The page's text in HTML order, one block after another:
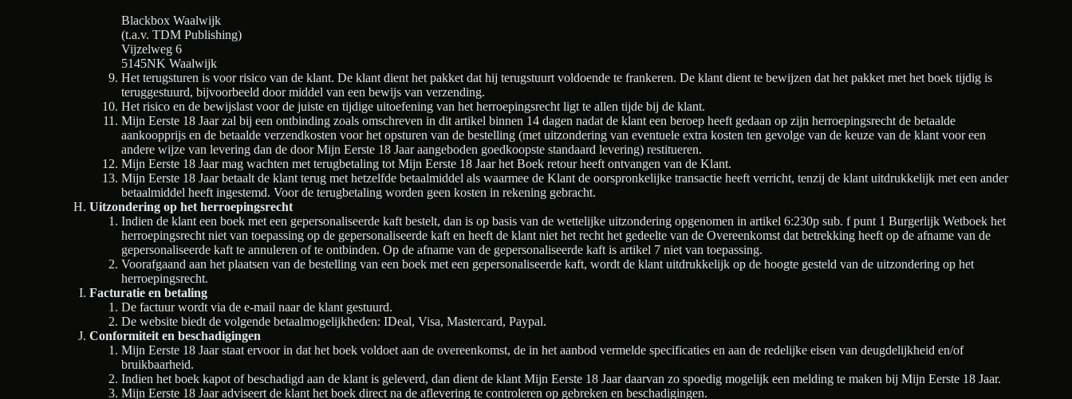
Blackbox Waalwijk
(t.a.v. TDM Publishing)
Vijzelweg 6
5145NK Waalwijk
Het terugsturen is voor risico van de klant. De klant dient het pakket dat hij terugstuurt voldoende te frankeren. De klant dient te bewijzen dat het pakket met het boek tijdig is
teruggestuurd, bijvoorbeeld door middel van een bewijs van verzending.
Het risico en de bewijslast voor de juiste en tijdige uitoefening van het herroepingsrecht ligt te allen tijde bij de klant.
Mijn Eerste 18 Jaar zal bij een ontbinding zoals omschreven in dit artikel binnen 14 dagen nadat de klant een beroep heeft gedaan op zijn herroepingsrecht de betaalde
aankoopprijs en de betaalde verzendkosten voor het opsturen van de bestelling (met uitzondering van eventuele extra kosten ten gevolge van de keuze van de klant voor een
andere wijze van levering dan de door Mijn Eerste 18 Jaar aangeboden goedkoopste standaard levering) restitueren.
Mijn Eerste 18 Jaar mag wachten met terugbetaling tot Mijn Eerste 18 Jaar het Boek retour heeft ontvangen van de Klant.
Mijn Eerste 18 Jaar betaalt de klant terug met hetzelfde betaalmiddel als waarmee de Klant de oorspronkelijke transactie heeft verricht, tenzij de klant uitdrukkelijk met een ander
betaalmiddel heeft ingestemd. Voor de terugbetaling worden geen kosten in rekening gebracht.
Uitzondering op het herroepingsrecht
Indien de klant een boek met een gepersonaliseerde kaft bestelt, dan is op basis van de wettelijke uitzondering opgenomen in artikel 6:230p sub. f punt 1 Burgerlijk Wetboek het
herroepingsrecht niet van toepassing op de gepersonaliseerde kaft en heeft de klant niet het recht het gedeelte van de Overeenkomst dat betrekking heeft op de afname van de
gepersonaliseerde kaft te annuleren of te ontbinden. Op de afname van de gepersonaliseerde kaft is artikel 7 niet van toepassing.
Voorafgaand aan het plaatsen van de bestelling van een boek met een gepersonaliseerde kaft, wordt de klant uitdrukkelijk op de hoogte gesteld van de uitzondering op het
herroepingsrecht.
Facturatie en betaling
De factuur wordt via de e-mail naar de klant gestuurd.
De website biedt de volgende betaalmogelijkheden: IDeal, Visa, Mastercard, Paypal.
Conformiteit en beschadigingen
Mijn Eerste 18 Jaar staat ervoor in dat het boek voldoet aan de overeenkomst, de in het aanbod vermelde specificaties en aan de redelijke eisen van deugdelijkheid en/of
bruikbaarheid.
Indien het boek kapot of beschadigd aan de klant is geleverd, dan dient de klant Mijn Eerste 18 Jaar daarvan zo spoedig mogelijk een melding te maken bij Mijn Eerste 18 Jaar.
Mijn Eerste 18 Jaar adviseert de klant het boek direct na de aflevering te controleren op gebreken en beschadigingen.